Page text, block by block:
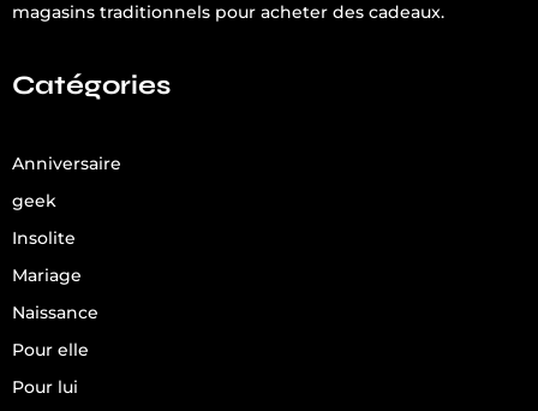
magasins traditionnels pour acheter des cadeaux.
Catégories
Anniversaire
geek
Insolite
Mariage
Naissance
Pour elle
Pour lui